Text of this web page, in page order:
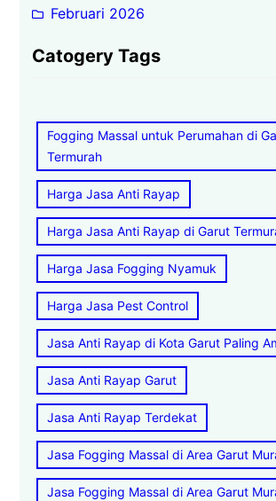
Februari 2026
Catogery Tags
Fogging Massal untuk Perumahan di
Termurah
Harga Jasa Anti Rayap
Harga Jasa Anti Rayap di Garut
Harga Jasa Fogging Nyamuk
Harga Jasa Pest Control
Jasa Anti Rayap di Kota Garut Paling
Jasa Anti Rayap Garut
Jasa Anti Rayap Terdekat
Jasa Fogging Massal di Area Garut
Jasa Fogging Massal di Area Garut